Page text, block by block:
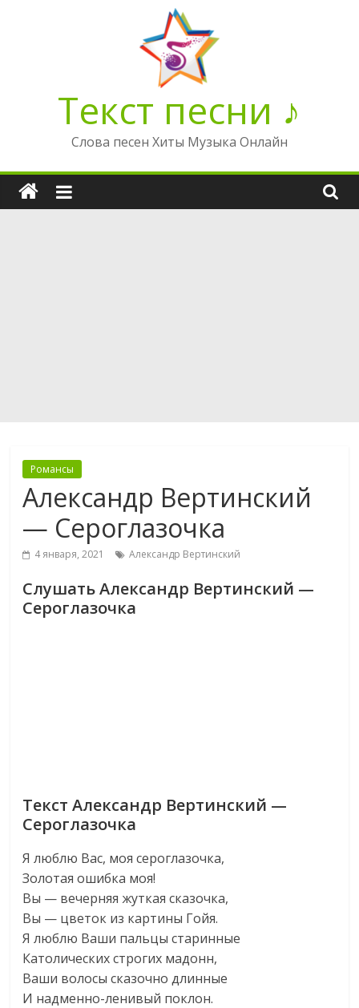
Текст песни ♪
Слова песен Хиты Музыка Онлайн
Романсы
Александр Вертинский
— Сероглазочка
4 января, 2021 Александр Вертинский
Слушать Александр Вертинский —
Сероглазочка
Текст Александр Вертинский —
Сероглазочка
Я люблю Вас, моя сероглазочка,
Золотая ошибка моя!
Вы — вечерняя жуткая сказочка,
Вы — цветок из картины Гойя.
Я люблю Ваши пальцы старинные
Католических строгих мадонн,
Ваши волосы сказочно длинные
И надменно-ленивый поклон.